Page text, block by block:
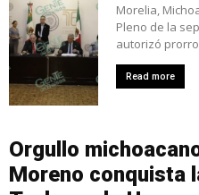
Morelia,
Pleno de la
autorizó
Read more
Orgullo
Moreno conquista